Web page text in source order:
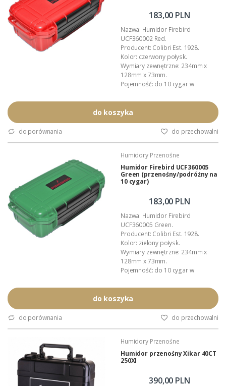
183,00 PLN
Nazwa: Humidor Firebird
UCF360002 Red.
Producent: Colibri Est. 1928.
Kolor: czerwony połysk.
Wymiary zewnętrzne: 234mm x
128mm x 73mm.
Pojemność: do 10 cygar w
Wyposażenie: nawilżacz,
profilowane przekładki.
Materiał: wytrzymałe, lakierowane
amortyzującą.
Zastosowanie: przechowywanie i
kontrola wilgotności cygar.
Dystrybucjaw...
do koszyka
do porównania do przechowalni
Humidory Przenośne
Humidor Firebird UCF360005
Green (przenośny/podróżny na
10 cygar)
183,00 PLN
Nazwa: Humidor Firebird
UCF360005 Green.
Producent: Colibri Est. 1928.
Kolor: zielony połysk.
Wymiary zewnętrzne: 234mm x
128mm x 73mm.
Pojemność: do 10 cygar w
Wyposażenie: nawilżacz,
profilowane przekładki.
Materiał: wytrzymałe, lakierowane
amortyzującą.
Zastosowanie: przechowywanie i
kontrola wilgotności cygar.
do koszyka
do porównania do przechowalni
Humidory Przenośne
Humidor przenośny Xikar 40CT
250XI
390,00 PLN